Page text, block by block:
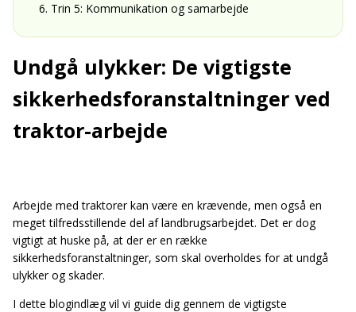
6. Trin 5: Kommunikation og samarbejde
Undgå ulykker: De vigtigste
sikkerhedsforanstaltninger ved
traktor-arbejde
Arbejde med traktorer kan være en krævende, men også en
meget tilfredsstillende del af landbrugsarbejdet. Det er dog
vigtigt at huske på, at der er en række
sikkerhedsforanstaltninger, som skal overholdes for at undgå
ulykker og skader.
I dette blogindlæg vil vi guide dig gennem de vigtigste